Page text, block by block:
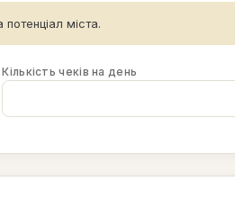
міста.
Кількість чеків на день